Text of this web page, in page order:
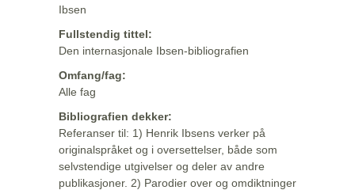
Ibsen
Fullstendig tittel:
Den internasjonale Ibsen-bibliografien
Omfang/fag:
Alle fag
Bibliografien dekker:
Referanser til: 1) Henrik Ibsens verker på
originalspråket og i oversettelser, både som
selvstendige utgivelser og deler av andre
publikasjoner. 2) Parodier over og omdiktninger